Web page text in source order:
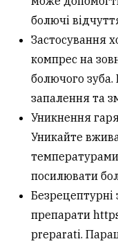
болючі
Застосування
компрес на
болючого
запалення та
Уникнення
Уникайте
посилювати
препарати
preparati.